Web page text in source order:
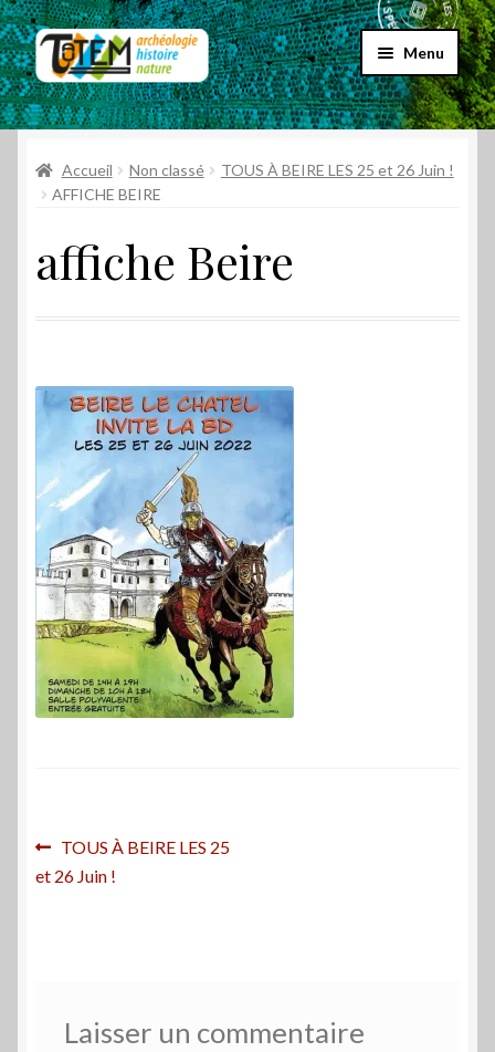
Aller
à
la
navigation
Aller
au
contenu
Menu
Accueil
Choix par genre
Ouvrir
Accueil Non classé
TOUS À BEIRE LES 25 et 26 Juin !
AFFICHE BEIRE
affiche Beire
Navigation
de
Article
précédent :
TOUS À BEIRE LES 25
et 26 Juin !
Laisser un commentaire